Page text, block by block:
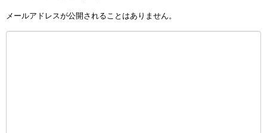
メールアドレスが公開されることはありません。